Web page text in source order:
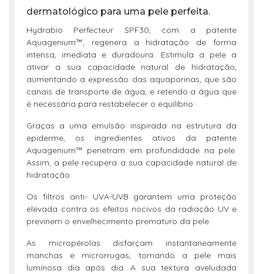
dermatológico para uma pele perfeita.
Hydrabio Perfecteur SPF30, com a patente
Aquagenium™, regenera a hidratação de forma
intensa, imediata e duradoura. Estimula a pele a
ativar a sua capacidade natural de hidratação,
aumentando a expressão das aquaporinas, que são
canais de transporte de água, e retendo a água que
é necessária para restabelecer o equilíbrio.
Graças a uma emulsão inspirada na estrutura da
epiderme, os ingredientes ativos da patente
Aquagenium™ penetram em profundidade na pele.
Assim, a pele recupera a sua capacidade natural de
hidratação.
Os filtros anti- UVA-UVB garantem uma proteção
elevada contra os efeitos nocivos da radiação UV e
previnem o envelhecimento prematuro da pele.
As micropérolas disfarçam instantaneamente
manchas e microrrugas, tornando a pele mais
luminosa dia após dia. A sua textura aveludada